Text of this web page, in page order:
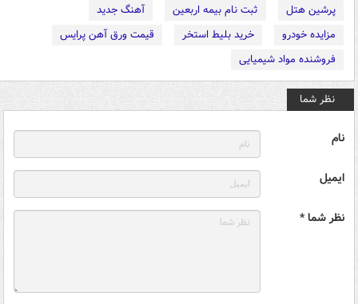
پرشین هتل
ثبت نام بیمه اربعین
آهنگ جدید
مزایده خودرو
خرید بلیط استخر
قیمت ورق آهن پرایس
فروشنده مواد شیمیایی
نظر شما
نام
ایمیل
نظر شما *